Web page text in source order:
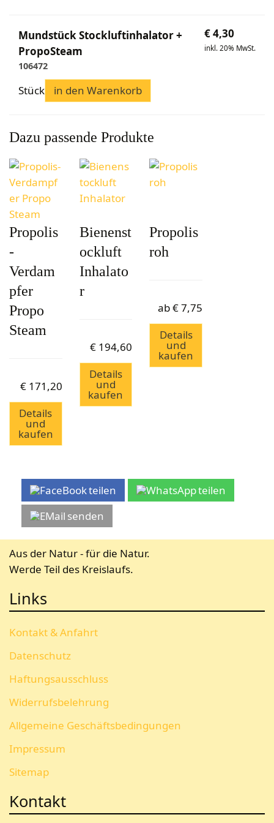
Diverses
Pollenernte
Bienenluft
Fachliteratur
Imkerei
Bienengesundheit
Bienenweide
Königinnenzucht
Diverse Fachliteratur
Geschenke/Diverses
Mundstück Stockluftinhalator +
PropoSteam
106472
€4,30
inkl. 20% MwSt.
Stück in den Warenkorb
Dazu passende Produkte
Propolis
-
Verdam
pfer
Propo
Steam
€ 171,20
Details
und
kaufen
Bienenst
ockluft
Inhalato
r
€ 194,60
Details
und
kaufen
Propolis
roh
ab€7,75
Details
und
kaufen
teilen
teilen
senden
Aus der Natur - für die Natur.
Werde Teil des Kreislaufs.
Links
Kontakt & Anfahrt
Datenschutz
Haftungsausschluss
Widerrufsbelehrung
Allgemeine Geschäftsbedingungen
Impressum
Sitemap
Kontakt